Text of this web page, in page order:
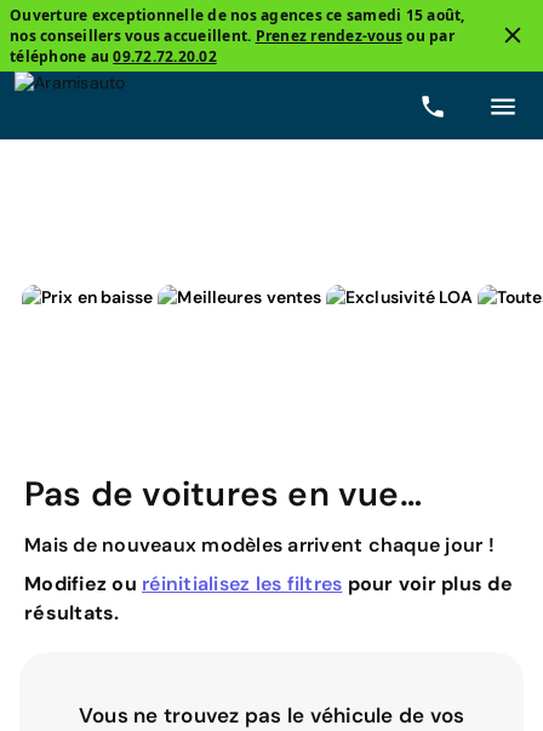
Ouverture exceptionnelle de nos agences ce samedi 15 août,
nos conseillers vous accueillent. Prenez rendez-vousou par
téléphone au09.72.72.20.02
Boîtes de vitesse
Pas de voitures en vue…
Mais de nouveaux modèles arrivent chaque jour !
Modifiez ou réinitialisez les filtres pour voir plus de
résultats.
Vous ne trouvez pas le véhicule de vos